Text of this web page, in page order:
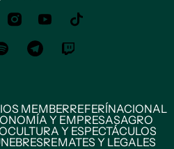
MEMBERREFERÍNACIONAL
Y EMPRESASAGRO
CULTURA Y ESPECTÁCULOS
REMATES Y LEGALES